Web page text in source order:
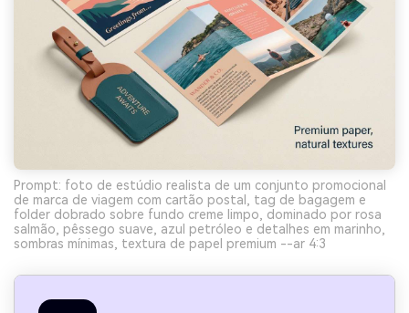
Prompt: foto de estúdio realista de um conjunto promocional
de marca de viagem com cartão postal, tag de bagagem e
folder dobrado sobre fundo creme limpo, dominado por rosa
salmão, pêssego suave, azul petróleo e detalhes em marinho,
sombras mínimas, textura de papel premium --ar 4:3